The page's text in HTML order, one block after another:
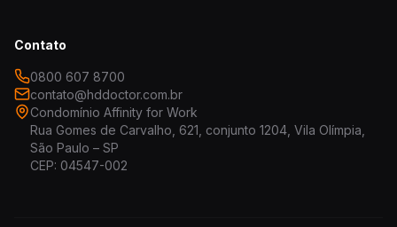
Contato
0800 607 8700
contato@hddoctor.com.br
Condomínio Affinity for Work
Rua Gomes de Carvalho, 621, conjunto 1204, Vila Olímpia,
São Paulo – SP
CEP: 04547-002